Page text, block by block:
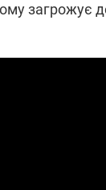
загрожує
Міндіча: